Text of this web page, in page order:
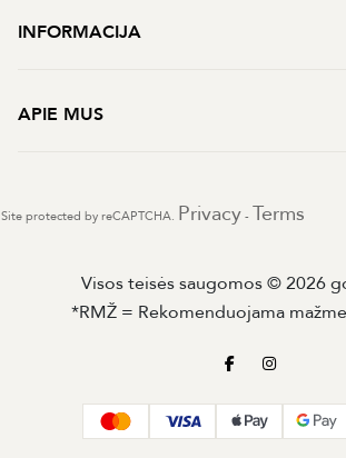
INFORMACIJA
APIE MUS
Site protected by reCAPTCHA. Privacy - Terms
Visos teisės saugomos © 2026
*RMŽ = Rekomenduojama